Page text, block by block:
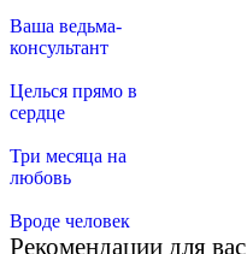
Ваша ведьма-
консультант
Целься прямо в
сердце
Три месяца на
любовь
Вроде человек
Рекомендации для вас